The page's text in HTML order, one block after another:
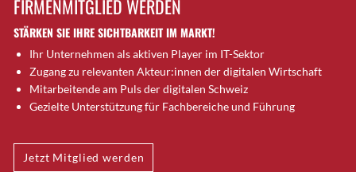
Brugg AG
Brütten
Bubendorf
Bubikon
Buchs (SG)
Bäretswil
Bülach
FIRMENMITGLIED WERDEN
STÄRKEN SIE IHRE SICHTBARKEIT IM MARKT!
Ihr Unternehmen als aktiven Player im IT-Sektor
Zugang zu relevanten Akteur:innen der digitalen Wirtschaft
Mitarbeitende am Puls der digitalen Schweiz
Gezielte Unterstützung für Fachbereiche und Führung
Jetzt Mitglied werden